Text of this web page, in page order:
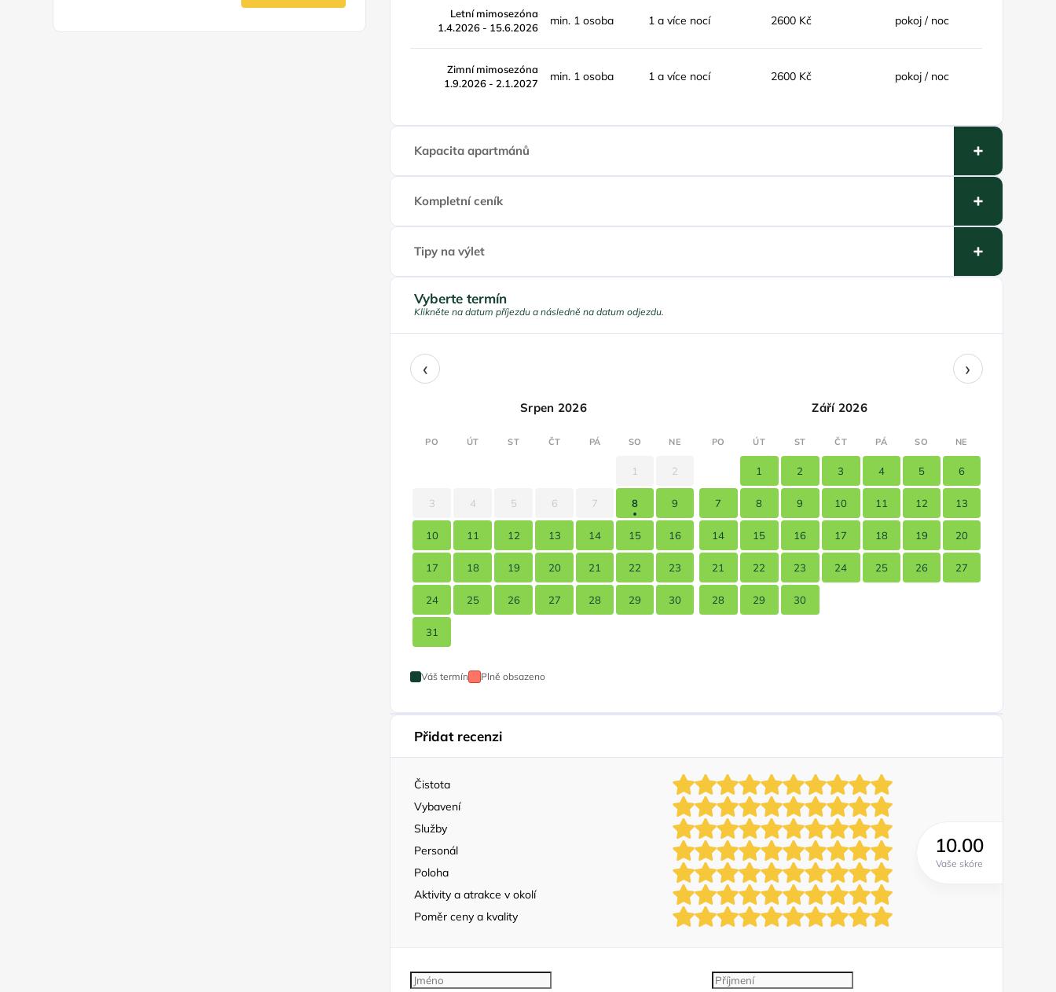
Letní mimosezóna
1.4.2026 - 15.6.2026
min. 1 osoba 1 a více nocí 2600 Kč pokoj / noc
Zimní mimosezóna
1.9.2026 - 2.1.2027
min. 1 osoba 1 a více nocí 2600 Kč pokoj / noc
Kapacita apartmánů
Kompletní ceník
Tipy na výlet
Vyberte termín
Klikněte na datum příjezdu a následně na datum odjezdu.
‹ ›
Srpen 2026
PO ÚT ST ČT PÁ SO NE
1 2
3 4 5 6 7 8 9
10 11 12 13 14 15 16
17 18 19 20 21 22 23
24 25 26 27 28 29 30
31
Září 2026
PO ÚT ST ČT PÁ SO NE
1 2 3 4 5 6
7 8 9 10 11 12 13
14 15 16 17 18 19 20
21 22 23 24 25 26 27
28 29 30
Váš termín Plně obsazeno
Přidat recenzi
Čistota
Vybavení
Služby
Personál
Poloha
Aktivity a atrakce v okolí
Poměr ceny a kvality
10.00
Vaše skóre